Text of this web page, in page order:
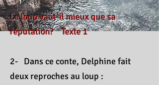
Le loup vaut-il mieux que sa
réputation? Texte 1
2- Dans ce conte, Delphine fait
deux reproches au loup :